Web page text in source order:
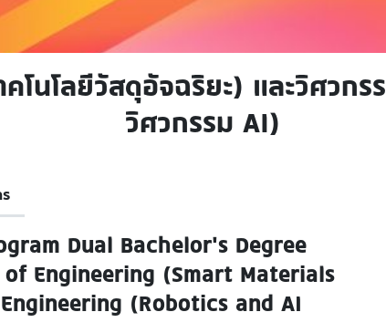
โนโลยีวัสดุอัจฉริยะ) และวิศวก
วิศวกรรม AI)‎
Dual Bachelor’s Degree
Engineering (Smart Materials
(Robotics and AI